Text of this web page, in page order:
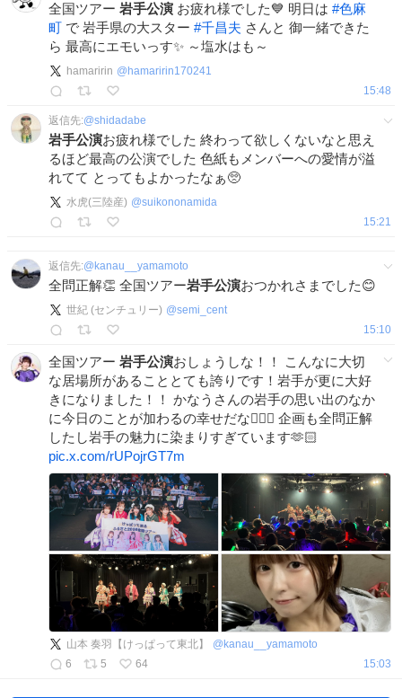
全国ツアー 岩手公演 お疲れ様でした💙 明日は #色麻
町 で 岩手県の大スター #千昌夫 さんと 御一緒できた
ら 最高にエモいっす✨ ～塩水はも～
hamaririn @ hamaririn170241
15:48
返信先:@shidadabe
岩手公演お疲れ様でした 終わって欲しくないなと思え
るほど最高の公演でした 色紙もメンバーへの愛情が溢
れてて とってもよかったなぁ🥺
水虎(三陸産) @suikononamida
15:21
返信先:@ kanau__yamamoto
全問正解👏 全国ツアー岩手公演おつかれさまでした😊
世紀 (センチュリー) @semi_cent
15:10
全国ツアー 岩手公演おしょうしな！！ こんなに大切
な居場所があることとても誇りです！岩手が更に大好
きになりました！！ かなうさんの岩手の思い出のなか
に今日のことが加わるの幸せだな🙂‍↕️✨️ 企画も全問正解
したし岩手の魅力に染まりすぎています🫶🏻
pic.x.com/rUPojrGT7m
山本 奏羽【けっぱって東北】 @ kanau__yamamoto
6
5 64 15:03